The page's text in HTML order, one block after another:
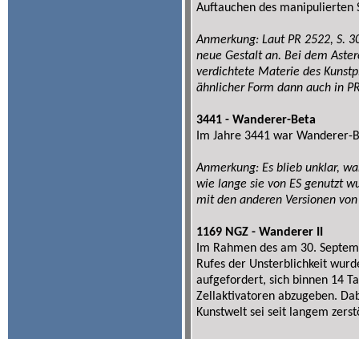
Auftauchen des manipulierten
Anmerkung: Laut PR 2522, S.
neue Gestalt an. Bei dem
verdichtete Materie des
ähnlicher Form dann auch in
3441 - Wanderer-Beta
Im Jahre 3441 war Wanderer-
Anmerkung: Es blieb unklar,
wie lange sie von ES genutzt
mit den anderen Versionen
1169 NGZ - Wanderer II
Im Rahmen des am 30.
Rufes der Unsterblichkeit
aufgefordert, sich binnen 14
Zellaktivatoren abzugeben.
Kunstwelt sei seit langem